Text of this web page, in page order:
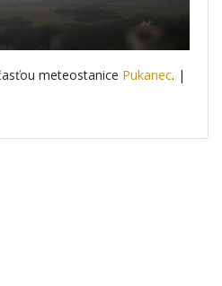
meteostanice Pukanec. |